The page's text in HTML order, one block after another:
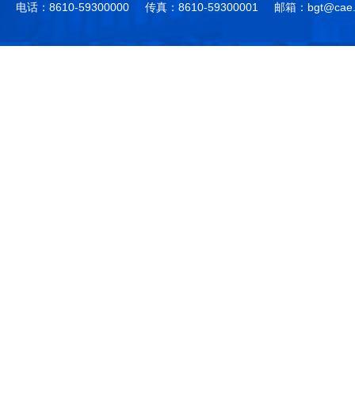
电话：8610-59300000
传真：8610-59300001 邮箱：